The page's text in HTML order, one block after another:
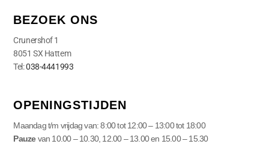
BEZOEK ONS
Crunershof 1
8051 SX Hattem
Tel:038-4441993
OPENINGSTIJDEN
Maandag t/m vrijdag van: 8:00 tot 12:00 – 13:00 tot 18:00
Pauzevan 10.00 – 10.30, 12.00 – 13.00 en 15.00 – 15.30